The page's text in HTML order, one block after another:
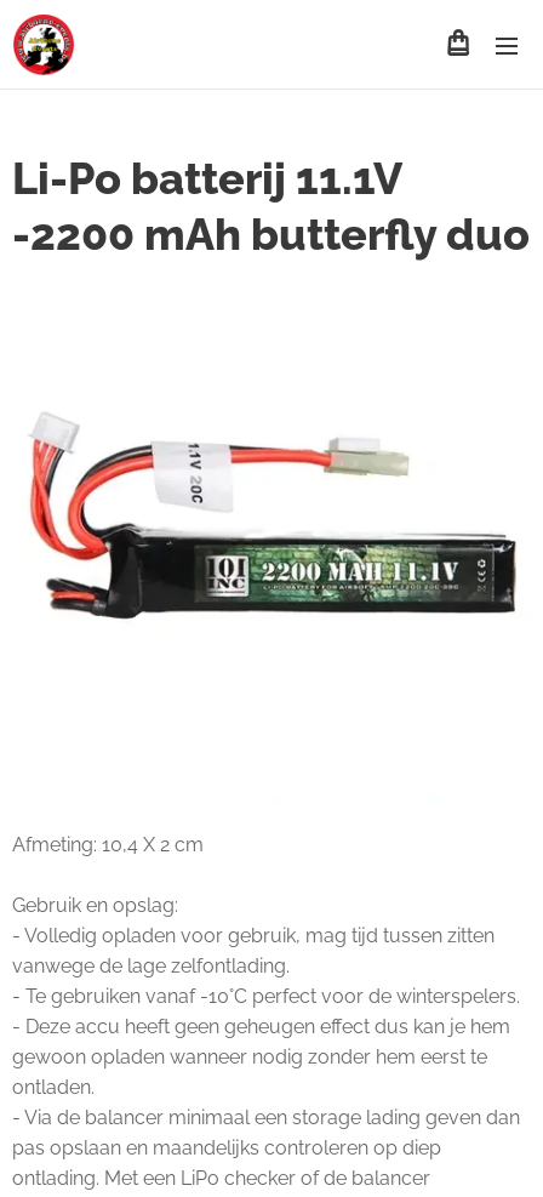
Li-Po batterij 11.1V
-2200 mAh butterfly duo
Afmeting: 10,4 X 2 cm
Gebruik en opslag:
- Volledig opladen voor gebruik, mag tijd tussen zitten
vanwege de lage zelfontlading.
- Te gebruiken vanaf -10°C perfect voor de winterspelers.
- Deze accu heeft geen geheugen effect dus kan je hem
gewoon opladen wanneer nodig zonder hem eerst te
ontladen.
- Via de balancer minimaal een storage lading geven dan
pas opslaan en maandelijks controleren op diep
ontlading. Met een LiPo checker of de balancer